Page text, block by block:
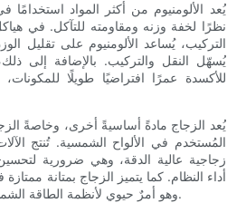
يُعد الألومنيوم من أكثر المواد
نظرًا لخفة وزنه ومقاومته للتآكل. في
التركيب، يُساعد الألومنيوم على تقليل
يُسهّل النقل والتركيب. بالإضافة إلى
للأكسدة عمرًا افتراضيًا طويلًا
يُعد الزجاج مادةً أساسيةً أخرى، وخاصةً
المُستخدم في الألواح الشمسية. تُنتج
زجاجية عالية الدقة، وهي ضرورية
أداء النظام. كما يتميز الزجاج بمتانة ممتازة
وهو أمرٌ حيوي لأنظمة الطاقة الشمسية المُصممة للعمل لعقود.